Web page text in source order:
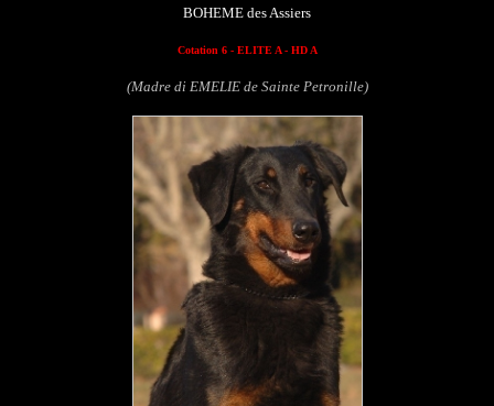
BOHEME des Assiers
Cotation 6 - ELITE A - HD A
(Madre di EMELIE de Sainte Petronille)